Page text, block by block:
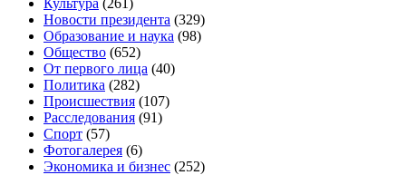
Новости президента (329)
Образование и наука (98)
Общество (652)
От первого лица (40)
Политика (282)
Происшествия (107)
Расследования (91)
Спорт (57)
Фотогалерея (6)
Экономика и бизнес (252)